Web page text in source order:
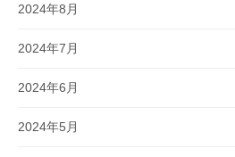
2024年8月
2024年7月
2024年6月
2024年5月